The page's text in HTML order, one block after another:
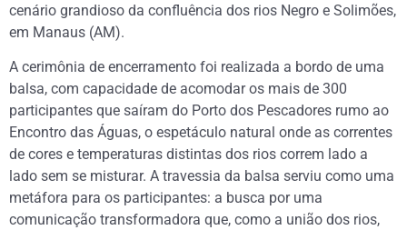
cenário grandioso da confluência dos rios Negro e Solimões,
em Manaus (AM).
A cerimônia de encerramento foi realizada a bordo de uma
balsa, com capacidade de acomodar os mais de 300
participantes que saíram do Porto dos Pescadores rumo ao
Encontro das Águas, o espetáculo natural onde as correntes
de cores e temperaturas distintas dos rios correm lado a
lado sem se misturar. A travessia da balsa serviu como uma
metáfora para os participantes: a busca por uma
comunicação transformadora que, como a união dos rios,